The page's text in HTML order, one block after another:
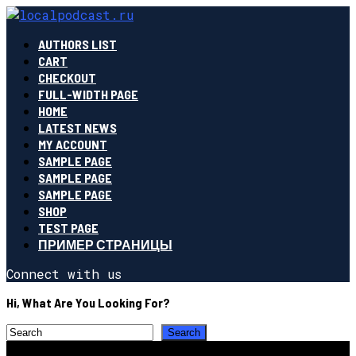
AUTHORS LIST
CART
CHECKOUT
FULL-WIDTH PAGE
HOME
LATEST NEWS
MY ACCOUNT
SAMPLE PAGE
SAMPLE PAGE
SAMPLE PAGE
SHOP
TEST PAGE
ПРИМЕР СТРАНИЦЫ
Connect with us
Hi, What Are You Looking For?